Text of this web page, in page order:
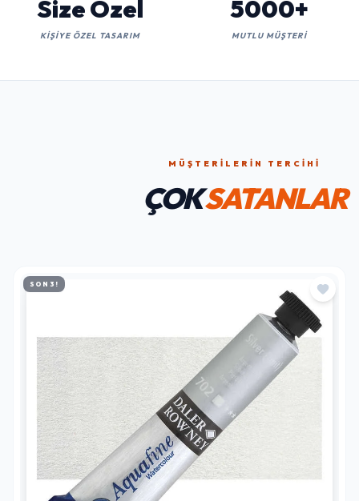
Size Özel
KIŞIYE ÖZEL TASARIM
5000+
MUTLU MÜŞTERI
MÜŞTERILERIN TERCIHI
ÇOKSATANLAR
SON 3!